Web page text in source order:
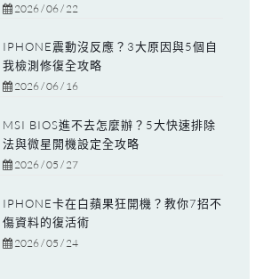
2026 / 06 / 22
IPHONE震動沒反應？3大原因與5個自
我檢測修復全攻略
2026 / 06 / 16
MSI BIOS進不去怎麼辦？5大快速排除
法與微星開機設定全攻略
2026 / 05 / 27
IPHONE卡在白蘋果狂開機？教你7招不
傷資料的復活術
2026 / 05 / 24